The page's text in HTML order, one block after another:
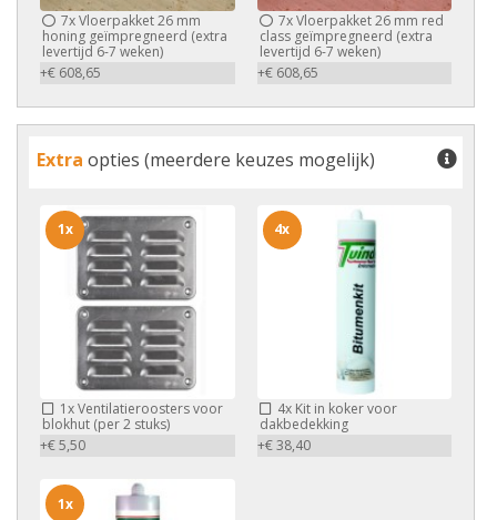
7xVloerpakket 26 mm
honing geïmpregneerd (extra
levertijd 6-7 weken)
+€ 608,65
7xVloerpakket 26 mm red
class geïmpregneerd (extra
levertijd 6-7 weken)
+€ 608,65
Extra opties (meerdere keuzes mogelijk)
1xVentilatieroosters voor
blokhut (per 2 stuks)
+€ 5,50
1x
4xKit in koker voor
dakbedekking
+€ 38,40
4x
1x